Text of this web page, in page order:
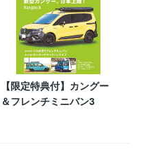
【限定特典付】カングー
＆フレンチミニバン3